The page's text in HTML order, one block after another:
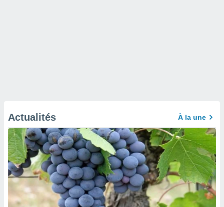
Actualités À la une